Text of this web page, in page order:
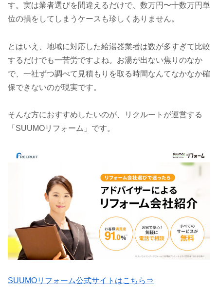
す。実は業者選びを間違えるだけで、数万円〜十数万円単
位の損をしてしまうケースも珍しくありません。
とはいえ、地域に対応した給湯器業者は数が多すぎて比較
するだけでも一苦労ですよね。お湯が出ない焦りのなか
で、一社ずつ調べて見積もりを取る時間なんてなかなか確
保できないのが現実です。
そんな方におすすめしたいのが、リクルートが運営する
「SUUMOリフォーム」です。
SUUMOリフォーム公式サイトはこちら⇒